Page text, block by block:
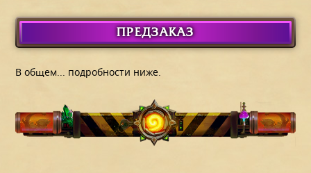
ПРЕДЗАКАЗ
В общем... подробности ниже.